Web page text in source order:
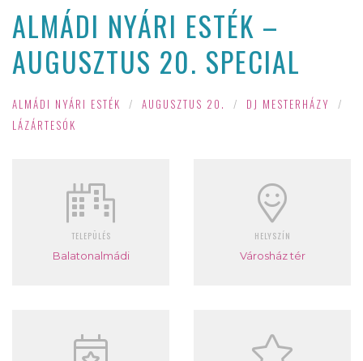
ALMÁDI NYÁRI ESTÉK –
AUGUSZTUS 20. SPECIAL
ALMÁDI NYÁRI ESTÉK / AUGUSZTUS 20. / DJ MESTERHÁZY
/
LÁZÁRTESÓK
TELEPÜLÉS
Balatonalmádi
HELYSZÍN
Városház tér